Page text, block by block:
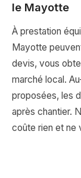
le Mayotte
À prestation
Mayotte
devis, vous
marché local.
proposées, les
après chantier.
coûte rien et ne